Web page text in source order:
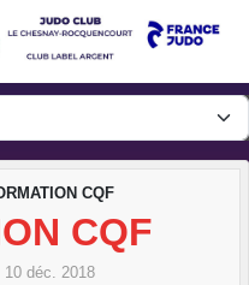
CQF
CQF
10 déc. 2018